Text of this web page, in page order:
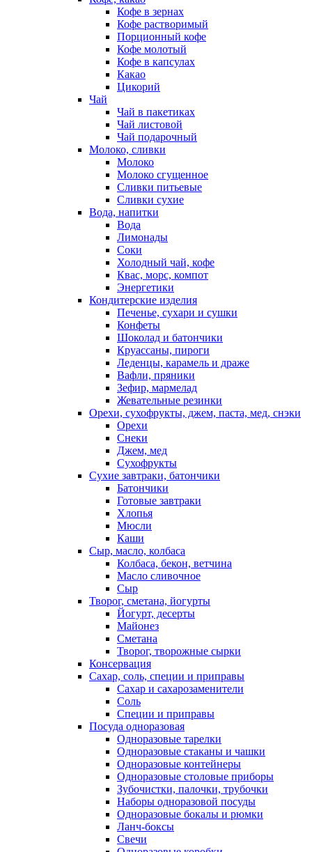
Кофе в зернах
Кофе растворимый
Порционный кофе
Кофе молотый
Кофе в капсулах
Какао
Цикорий
Чай
Чай в пакетиках
Чай листовой
Чай подарочный
Молоко, сливки
Молоко
Молоко сгущенное
Сливки питьевые
Сливки сухие
Вода, напитки
Вода
Лимонады
Соки
Холодный чай, кофе
Квас, морс, компот
Энергетики
Кондитерские изделия
Печенье, сухари и сушки
Конфеты
Шоколад и батончики
Круассаны, пироги
Леденцы, карамель и драже
Вафли, пряники
Зефир, мармелад
Жевательные резинки
Орехи, сухофрукты, джем, паста, мед, снэки
Орехи
Снеки
Джем, мед
Сухофрукты
Сухие завтраки, батончики
Батончики
Готовые завтраки
Хлопья
Мюсли
Каши
Сыр, масло, колбаса
Колбаса, бекон, ветчина
Масло сливочное
Сыр
Творог, сметана, йогурты
Йогурт, десерты
Майонез
Сметана
Творог, творожные сырки
Консервация
Сахар, соль, специи и приправы
Сахар и сахарозаменители
Соль
Специи и приправы
Посуда одноразовая
Одноразовые тарелки
Одноразовые стаканы и чашки
Одноразовые контейнеры
Одноразовые столовые приборы
Зубочистки, палочки, трубочки
Наборы одноразовой посуды
Одноразовые бокалы и рюмки
Ланч-боксы
Свечи